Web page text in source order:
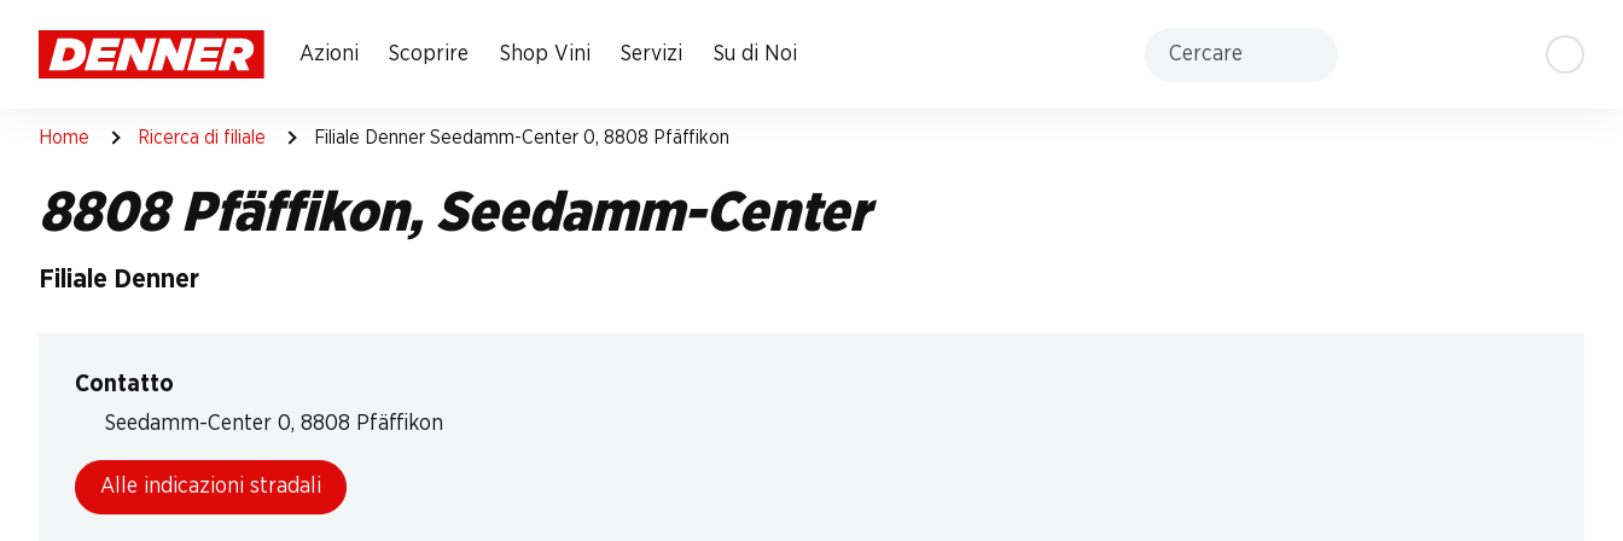
Azioni
Scoprire Shop Vini Servizi Su di Noi
Home Ricerca di filiale Filiale Denner Seedamm-Center 0, 8808 Pfäffikon
8808 Pfäffikon, Seedamm-Center
Filiale Denner
Contatto
Seedamm-Center 0, 8808 Pfäffikon
Alle indicazioni stradali